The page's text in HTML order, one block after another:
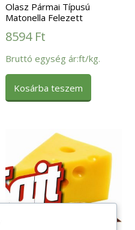
Olasz Pármai Típusú
Matonella Felezett
8594 Ft
Bruttó egység ár:ft/kg.
Kosárba teszem